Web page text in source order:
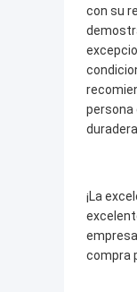
con su
persona
¡La
compra